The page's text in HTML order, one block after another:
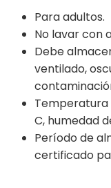
Para adultos.
No lavar con
Debe
ventilado,
Temperatura
C, humedad
Período de
certificado